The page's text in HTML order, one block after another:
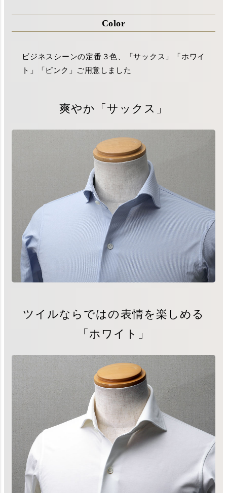
Color
ビジネスシーンの定番３色、「サックス」「ホワイ
ト」「ピンク」ご用意しました
爽やか「サックス」
ツイルならではの表情を楽しめる
「ホワイト」